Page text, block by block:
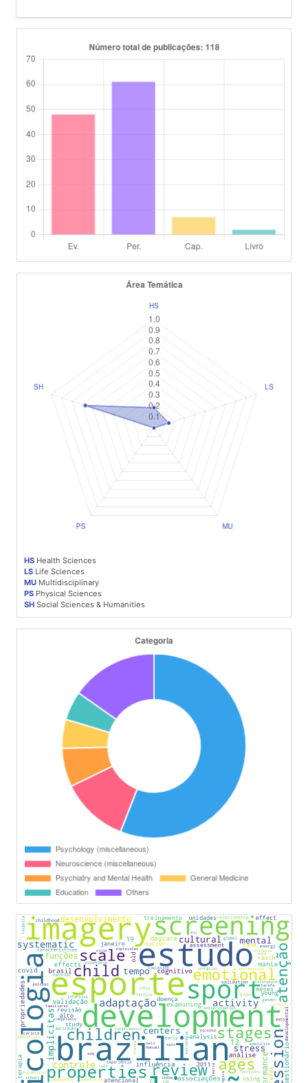
HS Health Sciences
LS Life Sciences
MU Multidisciplinary
PS Physical Sciences
SH Social Sciences & Humanities